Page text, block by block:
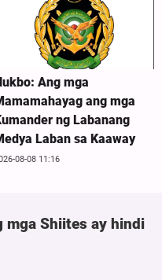
Ang mga
ang mga
ng Labanang
Laban sa Kaaway
08-08 11:16
mga Shiites ay hindi